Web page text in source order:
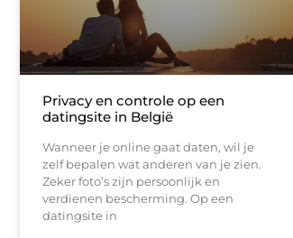
Privacy en controle op een
datingsite in België
Wanneer je online gaat daten, wil je
zelf bepalen wat anderen van je zien.
Zeker foto’s zijn persoonlijk en
verdienen bescherming. Op een
datingsite in